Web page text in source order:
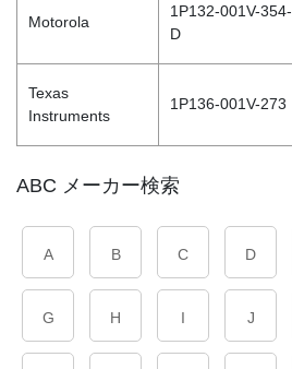
Motorola
1P132-001V-354-
D
Texas
Instruments
1P136-001V-273
ABC メーカー検索
A B C D
G H I J